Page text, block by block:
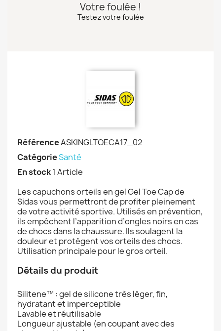
Votre foulée !
Testez votre foulée
RéférenceASKINGLTOECA17_02
CatégorieSanté
En stock1 Article
Les capuchons orteils en gel Gel Toe Cap de
Sidas vous permettront de profiter pleinement
de votre activité sportive. Utilisés en prévention,
ils empêchent l’apparition d’ongles noirs en cas
de chocs dans la chaussure. Ils soulagent la
douleur et protègent vos orteils des chocs.
Utilisation principale pour le gros orteil.
Détails du produit
Silitene™ : gel de silicone très léger, fin,
hydratant et imperceptible
Lavable et réutilisable
Longueur ajustable (en coupant avec des